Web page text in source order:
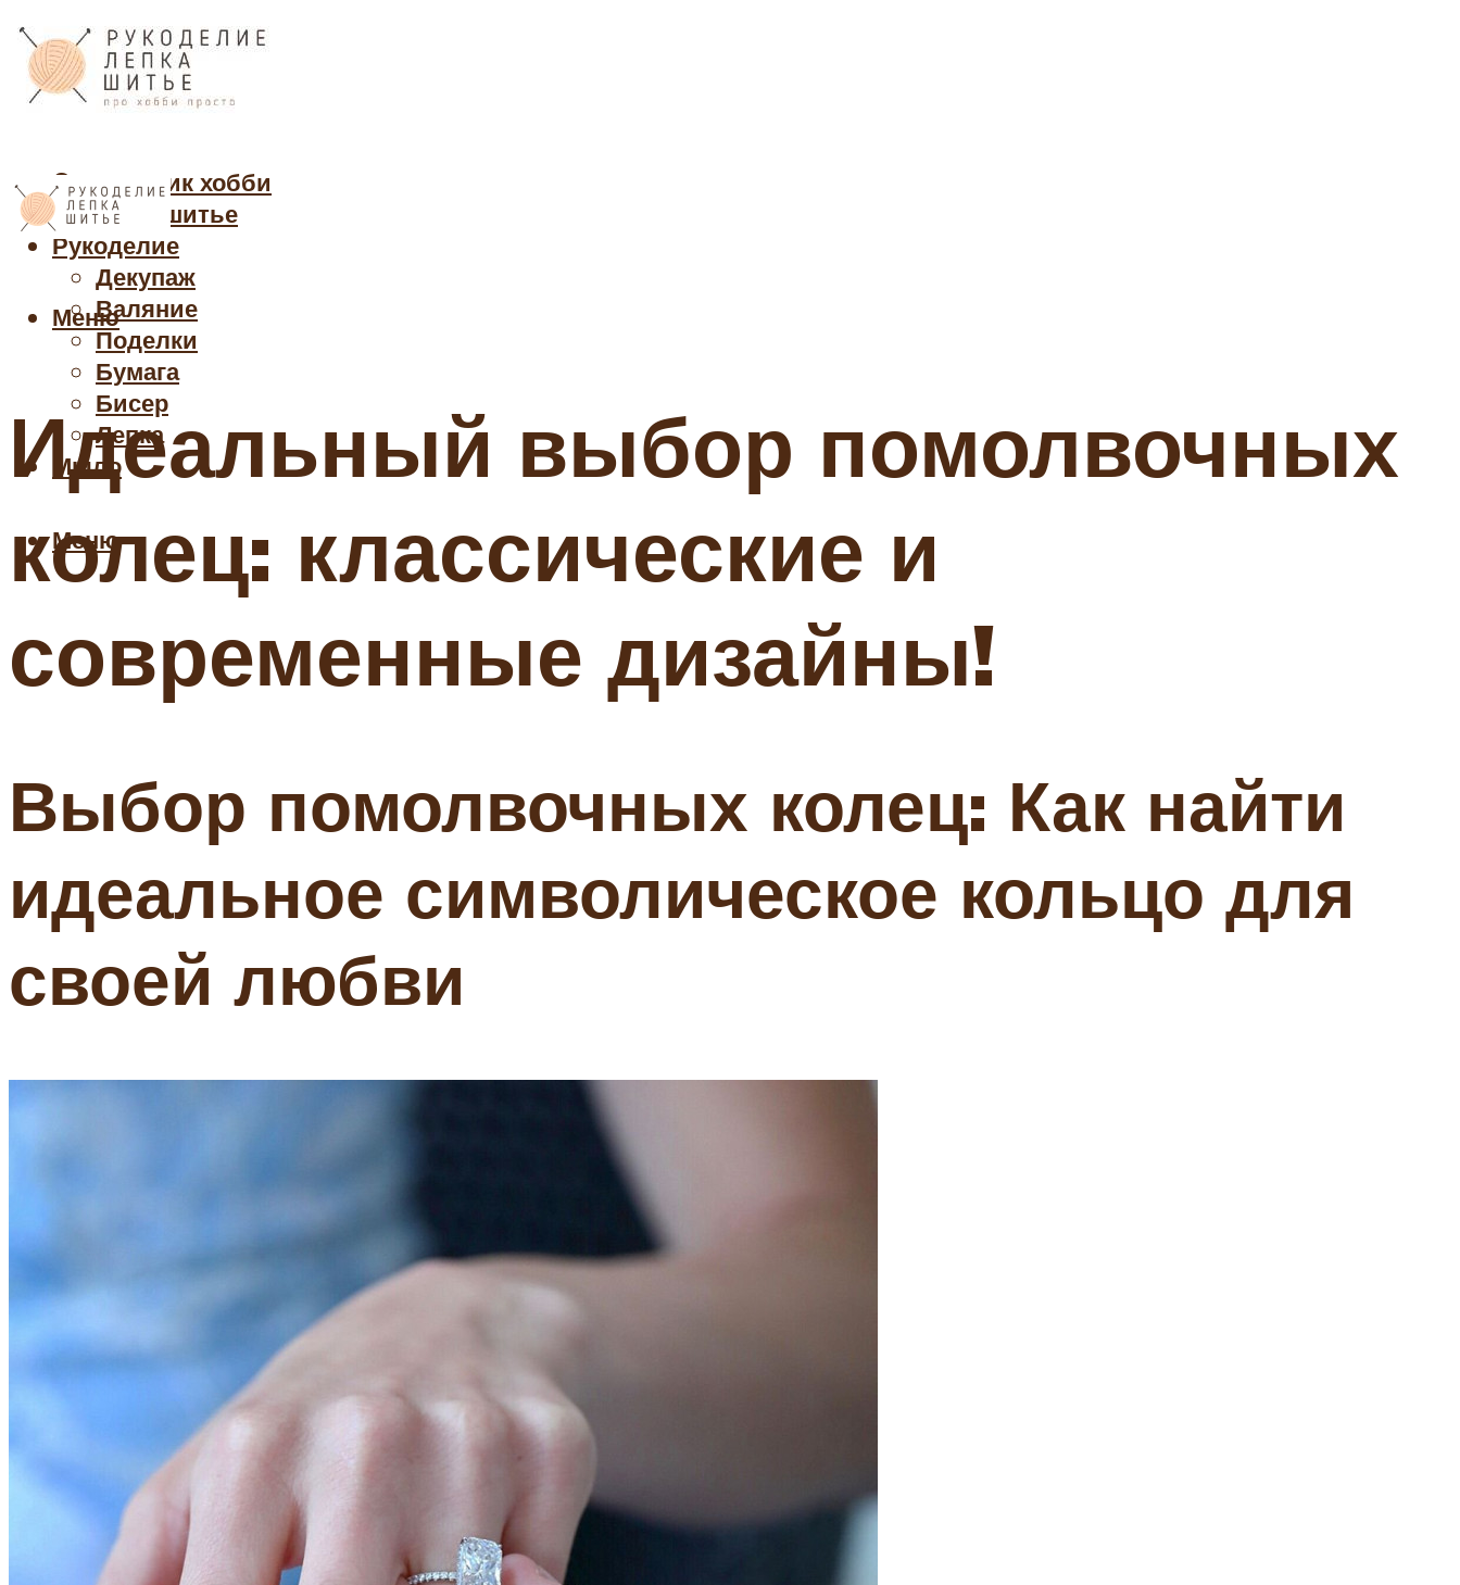
Cправочник хобби
Кройка и шитье
Рукоделие
Декупаж
Валяние
Поделки
Бумага
Бисер
Лепка
Мыло
Меню
Меню
Идеальный выбор помолвочных
колец: классические и
современные дизайны!
Выбор помолвочных колец: Как найти
идеальное символическое кольцо для
своей любви